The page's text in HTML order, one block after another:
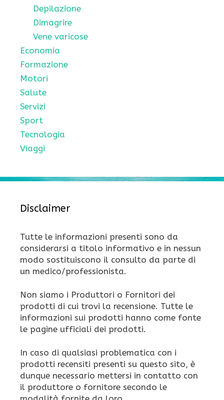
Depilazione
Dimagrire
Vene varicose
Economia
Formazione
Motori
Salute
Servizi
Sport
Tecnologia
Viaggi
Disclaimer
Tutte le informazioni presenti sono da
considerarsi a titolo informativo e in nessun
modo sostituiscono il consulto da parte di
un medico/professionista.
Non siamo i Produttori o Fornitori dei
prodotti di cui trovi la recensione. Tutte le
informazioni sui prodotti hanno come fonte
le pagine ufficiali dei prodotti.
In caso di qualsiasi problematica con i
prodotti recensiti presenti su questo sito, è
dunque necessario mettersi in contatto con
il produttore o fornitore secondo le